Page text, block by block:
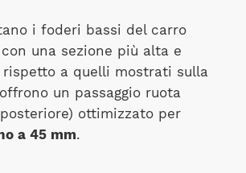
i foderi bassi del carro
una sezione più alta e
rispetto a quelli mostrati sulla
un passaggio ruota
ottimizzato per
a 45 mm.